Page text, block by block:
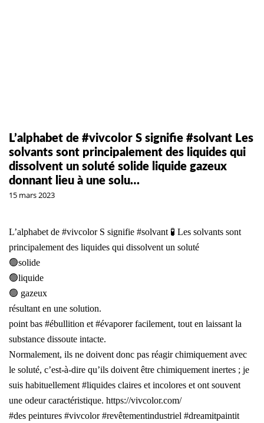
L’alphabet de #vivcolor S signifie #solvant Les
solvants sont principalement des liquides qui
dissolvent un soluté solide liquide gazeux
donnant lieu à une solu…
15 mars 2023
L’alphabet de #vivcolorS signifie #solvant 🧪 Les solvants sont
principalement des liquides qui dissolvent un soluté
🟢solide
🟢liquide
🟢 gazeux
résultant en une solution.
point bas #ébullition et #évaporerfacilement, tout en laissant la
substance dissoute intacte.
Normalement, ils ne doivent donc pas réagir chimiquement avec
le soluté, c’est-à-dire qu’ils doivent être chimiquement inertes ; je
suis habituellement #liquides claires et incolores et ont souvent
une odeur caractéristique. https://vivcolor.com/
#des peintures #vivcolor #revêtementindustriel #dreamitpaintit